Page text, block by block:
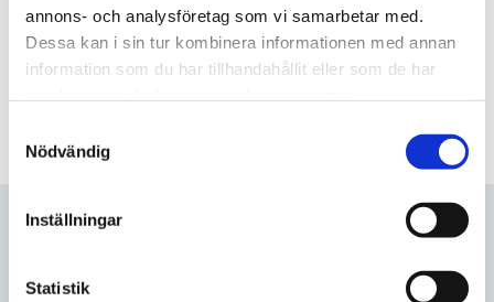
annons- och analysföretag som vi samarbetar med.
Dessa kan i sin tur kombinera informationen med annan
information som du har tillhandahållit eller som de har
Nödvändig
Inställningar
Statistik
Nikotinhalt
9mg/portion
Frågor? Kontakta oss här